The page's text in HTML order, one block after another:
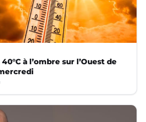
à l’ombre sur l’Ouest de